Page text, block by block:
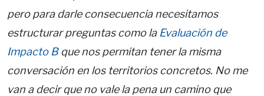
pero para darle consecuencia necesitamos
estructurar preguntas como la Evaluación de
Impacto Bque nos permitan tener la misma
conversación en los territorios concretos. No me
van a decir que no vale la pena un camino que